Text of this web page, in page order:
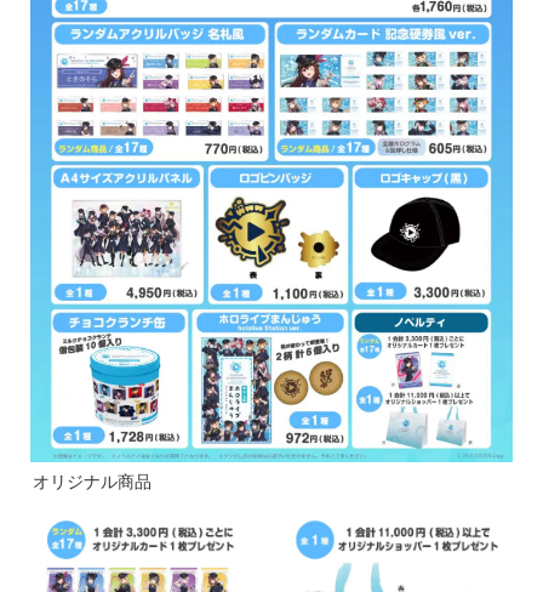
オリジナル商品